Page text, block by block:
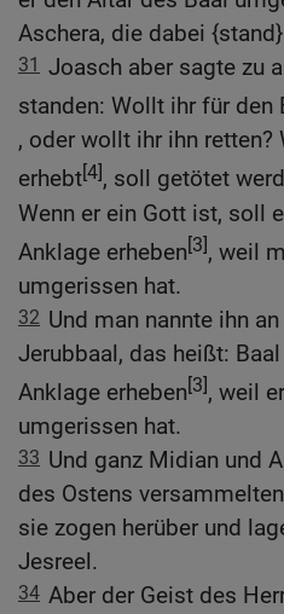
Aschera, die dabei
31 Joasch aber sagte zu
standen: Wollt ihr für den
, oder wollt ihr ihn retten?
erhebt[4], soll getötet
Wenn er ein Gott ist, soll
Anklage erheben[3], weil
umgerissen hat.
32 Und man nannte ihn
Jerubbaal, das heißt:
Anklage erheben[3], weil
umgerissen hat.
33 Und ganz Midian und
des Ostens
sie zogen herüber und
Jesreel.
34 Aber der Geist des